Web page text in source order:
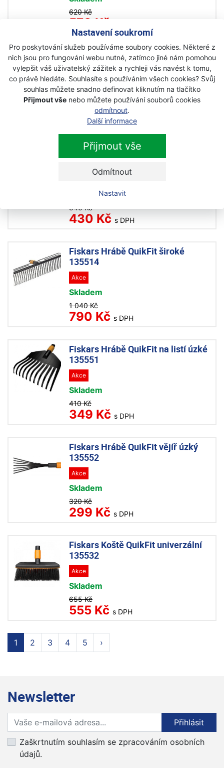
Nastavení soukromí
Pro poskytování služeb používáme soubory cookies. Některé z
nich jsou pro fungování webu nutné, zatímco jiné nám pomohou
vylepšit váš uživatelský zážitek a rychleji vás navést k tomu,
co právě hledáte. Souhlasíte s používáním všech cookies? Svůj
souhlas můžete snadno definovat kliknutím na tlačítko
Přijmout vše nebo můžete používání souborů cookies
odmítnout.
Další informace
Přijmout vše
Odmítnout
Nastavit
620 Kč
570 Kč
Fiskars Čistič okapů QuikFit
135542
Akce
Skladem
630 Kč s DPH
Fiskars Hrábě QuikFit na listí,
Na objednávku
540 Kč
430 Kč s DPH
Fiskars Hrábě QuikFit široké
135514
Akce
Skladem
1 040 Kč
790 Kč s DPH
Fiskars Hrábě QuikFit na listí úzké
135551
Akce
Skladem
410 Kč
349 Kč s DPH
Fiskars Hrábě QuikFit vějíř úzký
135552
Akce
Skladem
320 Kč
299 Kč s DPH
Fiskars Koště QuikFit univerzální
135532
Akce
Skladem
655 Kč
555 Kč s DPH
1 2 3 4 5 ›
Newsletter
Přihlaste se k odběru novinek
Přihlásit
Zaškrtnutím souhlasím se zpracováním osobních
údajů.